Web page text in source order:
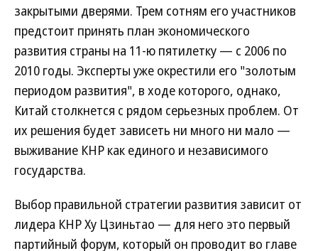
закрытыми дверями. Трем сотням его участников
предстоит принять план экономического
развития страны на 11-ю пятилетку — с 2006 по
2010 годы. Эксперты уже окрестили его "золотым
периодом развития", в ходе которого, однако,
Китай столкнется с рядом серьезных проблем. От
их решения будет зависеть ни много ни мало —
выживание КНР как единого и независимого
государства.
Выбор правильной стратегии развития зависит от
лидера КНР Ху Цзиньтао — для него это первый
партийный форум, который он проводит во главе